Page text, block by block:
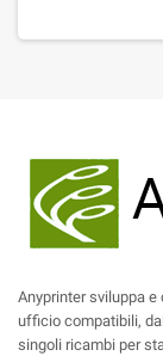
Anyprinter sviluppa
ufficio compatibili,
singoli ricambi per